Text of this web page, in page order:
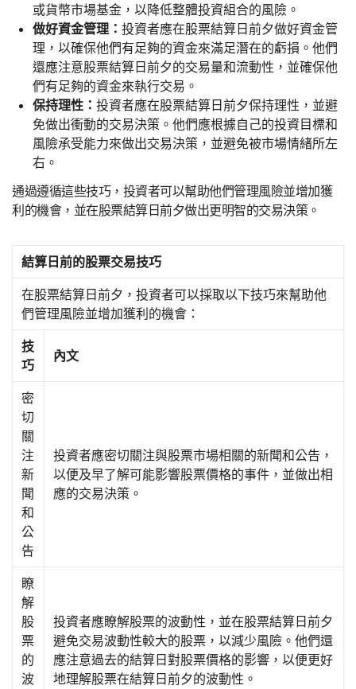
或貨幣市場基金，以降低整體投資組合的風險。
做好資金管理： 投資者應在股票結算日前夕做好資金管
理，以確保他們有足夠的資金來滿足潛在的虧損。他們
還應注意股票結算日前夕的交易量和流動性，並確保他
們有足夠的資金來執行交易。
保持理性： 投資者應在股票結算日前夕保持理性，並避
免做出衝動的交易決策。他們應根據自己的投資目標和
風險承受能力來做出交易決策，並避免被市場情緒所左
右。
通過遵循這些技巧，投資者可以幫助他們管理風險並增加獲
利的機會，並在股票結算日前夕做出更明智的交易決策。
結算日前的股票交易技巧
在股票結算日前夕，投資者可以採取以下技巧來幫助他
們管理風險並增加獲利的機會：
技
巧
內文
密
切
關
注
新
聞
和
公
告
投資者應密切關注與股票市場相關的新聞和公告，
以便及早了解可能影響股票價格的事件，並做出相
應的交易決策。
瞭
解
股
票
的
波
投資者應瞭解股票的波動性，並在股票結算日前夕
避免交易波動性較大的股票，以減少風險。他們還
應注意過去的結算日對股票價格的影響，以便更好
地理解股票在結算日前夕的波動性。